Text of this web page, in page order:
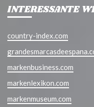
INTERESSANTE
country-index.com
markenbusiness.com
markenlexikon.com
markenmuseum.com